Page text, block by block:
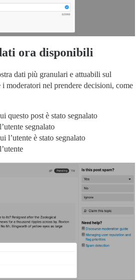
ora disponibili
dati più granulari e attuabili sul
i moderatori nel prendere decisioni, come
questo post è stato segnalato
segnalato
l’utente è stato segnalato